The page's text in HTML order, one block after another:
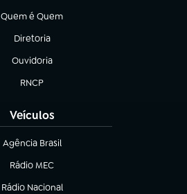
Quem é Quem
(abre em nova aba)
Diretoria
(abre em nova aba)
Ouvidoria
(abre em nova aba)
RNCP
(abre em nova aba)
Veículos
Agência Brasil
(abre em nova aba)
Rádio MEC
(abre em nova aba)
Rádio Nacional